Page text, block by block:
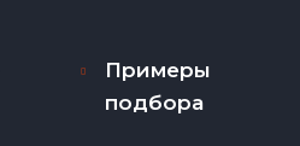
Примеры
подбора